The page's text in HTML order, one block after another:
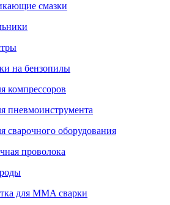
смазки
на бензопилы
компрессоров
пневмоинструмента
сварочного оборудования
проволока
для MMA сварки